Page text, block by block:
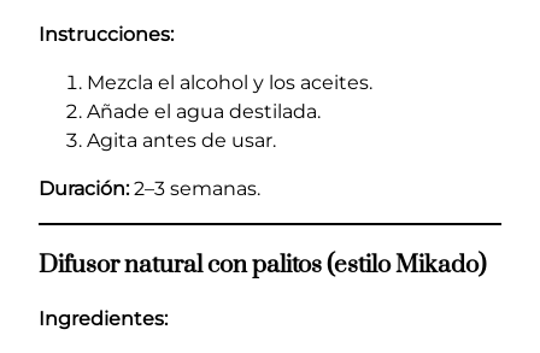
Instrucciones:
Mezcla el alcohol y los aceites.
Añade el agua destilada.
Agita antes de usar.
Duración:2–3 semanas.
Difusor natural con palitos (estilo Mikado)
Ingredientes: